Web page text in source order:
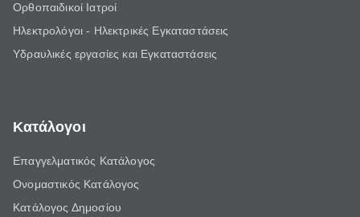
Ορθοπαιδικοί Ιατροί
Ηλεκτρολόγοι - Ηλεκτρικές Εγκαταστάσεις
Υδραυλικές εργασίες και Εγκαταστάσεις
Κατάλογοι
Επαγγελματικός Κατάλογος
Ονομαστικός Κατάλογος
Κατάλογος Δημοσίου